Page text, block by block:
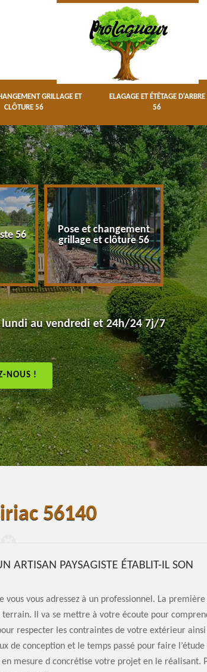
GRILLAGE ET
CLÔTURE 56
ELAGAGE ET ÉTÊTAGE D'ARBRE
56
56
Pose et changement
grillage et clôture 56
lundi au vendredi et 24h/24 7j/7
NOUS !
56140
ARTISAN PAYSAGISTE ÉTABLIT-IL SON
vous vous adressez à un professionnel. La première
Il va se mettre à votre écoute pour
respecter les contraintes de votre extérieur
de conception et le temps passé pour faire l’étude
mesure d concrétise votre projet en le réalisant.